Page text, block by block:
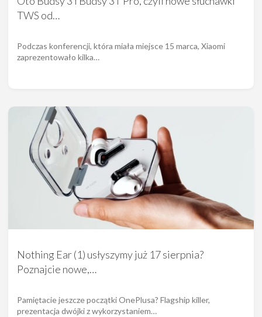
TWS od…
Podczas konferencji, która miała miejsce 15 marca, Xiaomi
zaprezentowało kilka…
Nothing Ear (1) usłyszymy już 17 sierpnia?
Poznajcie nowe,…
Pamiętacie jeszcze początki OnePlusa? Flagship killer,
prezentacja dwójki z wykorzystaniem…